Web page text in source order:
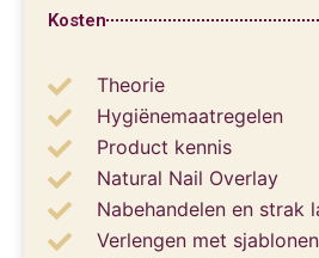
Kosten
Theorie
Hygiënemaatregelen
Product kennis
Natural Nail Overlay
Nabehandelen en strak
Verlengen met